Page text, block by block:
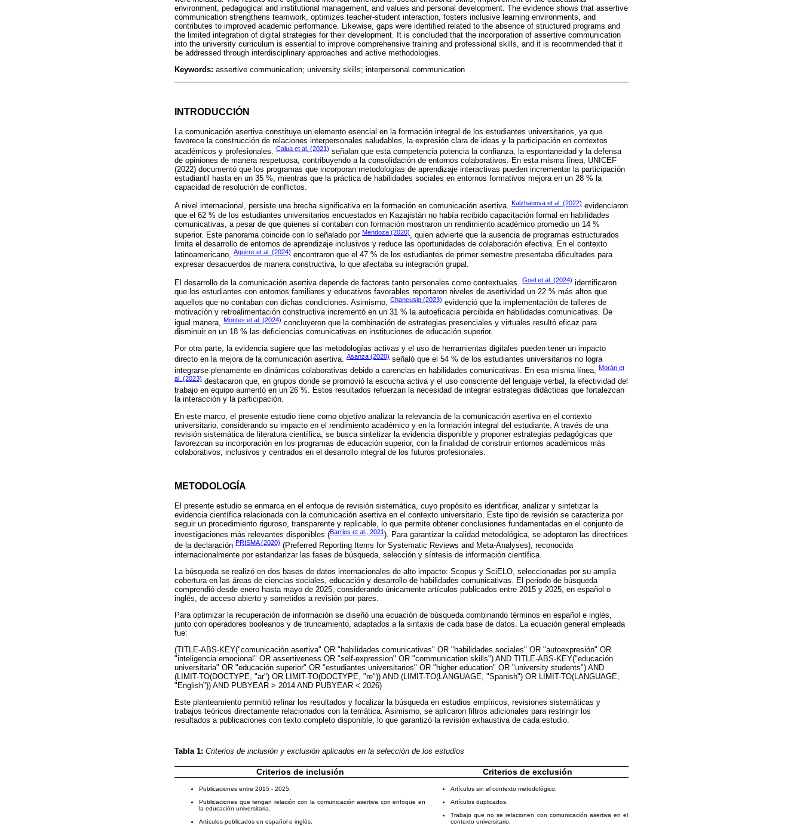
environment, pedagogical and institutional management, and values and personal development. The evidence shows that assertive
communication strengthens teamwork, optimizes teacher-student interaction, fosters inclusive learning environments, and
contributes to improved academic performance. Likewise, gaps were identified related to the absence of structured programs and
the limited integration of digital strategies for their development. It is concluded that the incorporation of assertive communication
into the university curriculum is essential to improve comprehensive training and professional skills, and it is recommended that it
be addressed through interdisciplinary approaches and active methodologies.
Keywords: assertive communication; university skills; interpersonal communication
INTRODUCCIÓN
La comunicación asertiva constituye un elemento esencial en la formación integral de los estudiantes universitarios, ya que
favorece la construcción de relaciones interpersonales saludables, la expresión clara de ideas y la participación en contextos
académicos y profesionales. Calua et al. (2021) señalan que esta competencia potencia la confianza, la espontaneidad y la defensa
de opiniones de manera respetuosa, contribuyendo a la consolidación de entornos colaborativos. En esta misma línea, UNICEF
(2022) documentó que los programas que incorporan metodologías de aprendizaje interactivas pueden incrementar la participación
estudiantil hasta en un 35 %, mientras que la práctica de habilidades sociales en entornos formativos mejora en un 28 % la
capacidad de resolución de conflictos.
A nivel internacional, persiste una brecha significativa en la formación en comunicación asertiva. Kalzhanova et al. (2022) evidenciaron
que el 62 % de los estudiantes universitarios encuestados en Kazajistán no había recibido capacitación formal en habilidades
comunicativas, a pesar de que quienes sí contaban con formación mostraron un rendimiento académico promedio un 14 %
superior. Este panorama coincide con lo señalado por Mendoza (2020), quien advierte que la ausencia de programas estructurados
limita el desarrollo de entornos de aprendizaje inclusivos y reduce las oportunidades de colaboración efectiva. En el contexto
latinoamericano, Aguirre et al. (2024) encontraron que el 47 % de los estudiantes de primer semestre presentaba dificultades para
expresar desacuerdos de manera constructiva, lo que afectaba su integración grupal.
El desarrollo de la comunicación asertiva depende de factores tanto personales como contextuales. Goel et al. (2024) identificaron
que los estudiantes con entornos familiares y educativos favorables reportaron niveles de asertividad un 22 % más altos que
aquellos que no contaban con dichas condiciones. Asimismo, Chancusig (2023) evidenció que la implementación de talleres de
motivación y retroalimentación constructiva incrementó en un 31 % la autoeficacia percibida en habilidades comunicativas. De
igual manera,
Montes et al. (2024) concluyeron que la combinación de estrategias presenciales y virtuales resultó eficaz para
disminuir en un 18 % las deficiencias comunicativas en instituciones de educación superior.
Por otra parte, la evidencia sugiere que las metodologías activas y el uso de herramientas digitales pueden tener un impacto
directo en la mejora de la comunicación asertiva. Asanza (2020) señaló que el 54 % de los estudiantes universitarios no logra
integrarse plenamente en dinámicas colaborativas debido a carencias en habilidades comunicativas. En esa misma línea,
Morán et
al. (2023) destacaron que, en grupos donde se promovió la escucha activa y el uso consciente del lenguaje verbal, la efectividad del
trabajo en equipo aumentó en un 26 %. Estos resultados refuerzan la necesidad de integrar estrategias didácticas que fortalezcan
la interacción y la participación.
En este marco, el presente estudio tiene como objetivo analizar la relevancia de la comunicación asertiva en el contexto
universitario, considerando su impacto en el rendimiento académico y en la formación integral del estudiante. A través de una
revisión sistemática de literatura científica, se busca sintetizar la evidencia disponible y proponer estrategias pedagógicas que
favorezcan su incorporación en los programas de educación superior, con la finalidad de construir entornos académicos más
colaborativos, inclusivos y centrados en el desarrollo integral de los futuros profesionales.
METODOLOGÍA
El presente estudio se enmarca en el enfoque de revisión sistemática, cuyo propósito es identificar, analizar y sintetizar la
evidencia científica relacionada con la comunicación asertiva en el contexto universitario. Este tipo de revisión se caracteriza por
seguir un procedimiento riguroso, transparente y replicable, lo que permite obtener conclusiones fundamentadas en el conjunto de
investigaciones más relevantes disponibles (Barrios et al., 2021). Para garantizar la calidad metodológica, se adoptaron las directrices
de la declaración PRISMA (2020) (Preferred Reporting Items for Systematic Reviews and Meta-Analyses), reconocida
internacionalmente por estandarizar las fases de búsqueda, selección y síntesis de información científica.
La búsqueda se realizó en dos bases de datos internacionales de alto impacto: Scopus y SciELO, seleccionadas por su amplia
cobertura en las áreas de ciencias sociales, educación y desarrollo de habilidades comunicativas. El periodo de búsqueda
comprendió desde enero hasta mayo de 2025, considerando únicamente artículos publicados entre 2015 y 2025, en español o
inglés, de acceso abierto y sometidos a revisión por pares.
Para optimizar la recuperación de información se diseñó una ecuación de búsqueda combinando términos en español e inglés,
junto con operadores booleanos y de truncamiento, adaptados a la sintaxis de cada base de datos. La ecuación general empleada
fue:
(TITLE-ABS-KEY("comunicación asertiva" OR "habilidades comunicativas" OR "habilidades sociales" OR "autoexpresión" OR
"inteligencia emocional" OR assertiveness OR "self-expression" OR "communication skills") AND TITLE-ABS-KEY("educación
universitaria" OR "educación superior" OR "estudiantes universitarios" OR "higher education" OR "university students") AND
(LIMIT-TO(DOCTYPE, "ar") OR LIMIT-TO(DOCTYPE, "re")) AND (LIMIT-TO(LANGUAGE, "Spanish") OR LIMIT-TO(LANGUAGE,
"English")) AND PUBYEAR > 2014 AND PUBYEAR < 2026)
Este planteamiento permitió refinar los resultados y focalizar la búsqueda en estudios empíricos, revisiones sistemáticas y
trabajos teóricos directamente relacionados con la temática. Asimismo, se aplicaron filtros adicionales para restringir los
resultados a publicaciones con texto completo disponible, lo que garantizó la revisión exhaustiva de cada estudio.
Tabla 1: Criterios de inclusión y exclusión aplicados en la selección de los estudios
Criterios de inclusión Criterios de exclusión
Publicaciones entre 2015 - 2025.
Publicaciones que tengan relación con la comunicación asertiva con enfoque en
la educación universitaria.
Artículos publicados en español e inglés.
Artículos sin el contexto metodológico.
Artículos duplicados.
Trabajo que no se relacionen con comunicación asertiva en el
contexto universitario.